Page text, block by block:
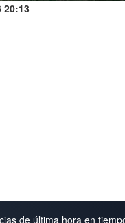
20:13
de última hora en